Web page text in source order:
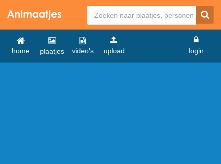
home plaatjes video's upload login